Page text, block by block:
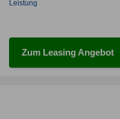
Leistung
Zum Leasing Angebot